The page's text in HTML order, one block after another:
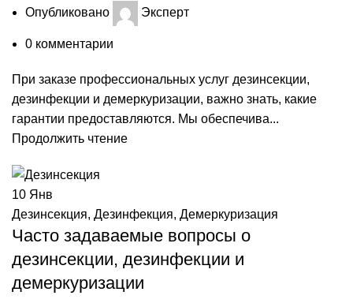
Опубликовано Эксперт
0 комментарии
При заказе профессиональных услуг дезинсекции,
дезинфекции и демеркуризации, важно знать, какие
гарантии предоставляются. Мы обеспечива...
Продолжить чтение
10 Янв
Дезинсекция, Дезинфекция, Демеркуризация
Часто задаваемые вопросы о
дезинсекции, дезинфекции и
демеркуризации